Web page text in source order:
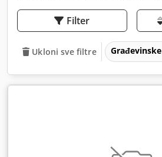
Filter
Ukloni sve filtre